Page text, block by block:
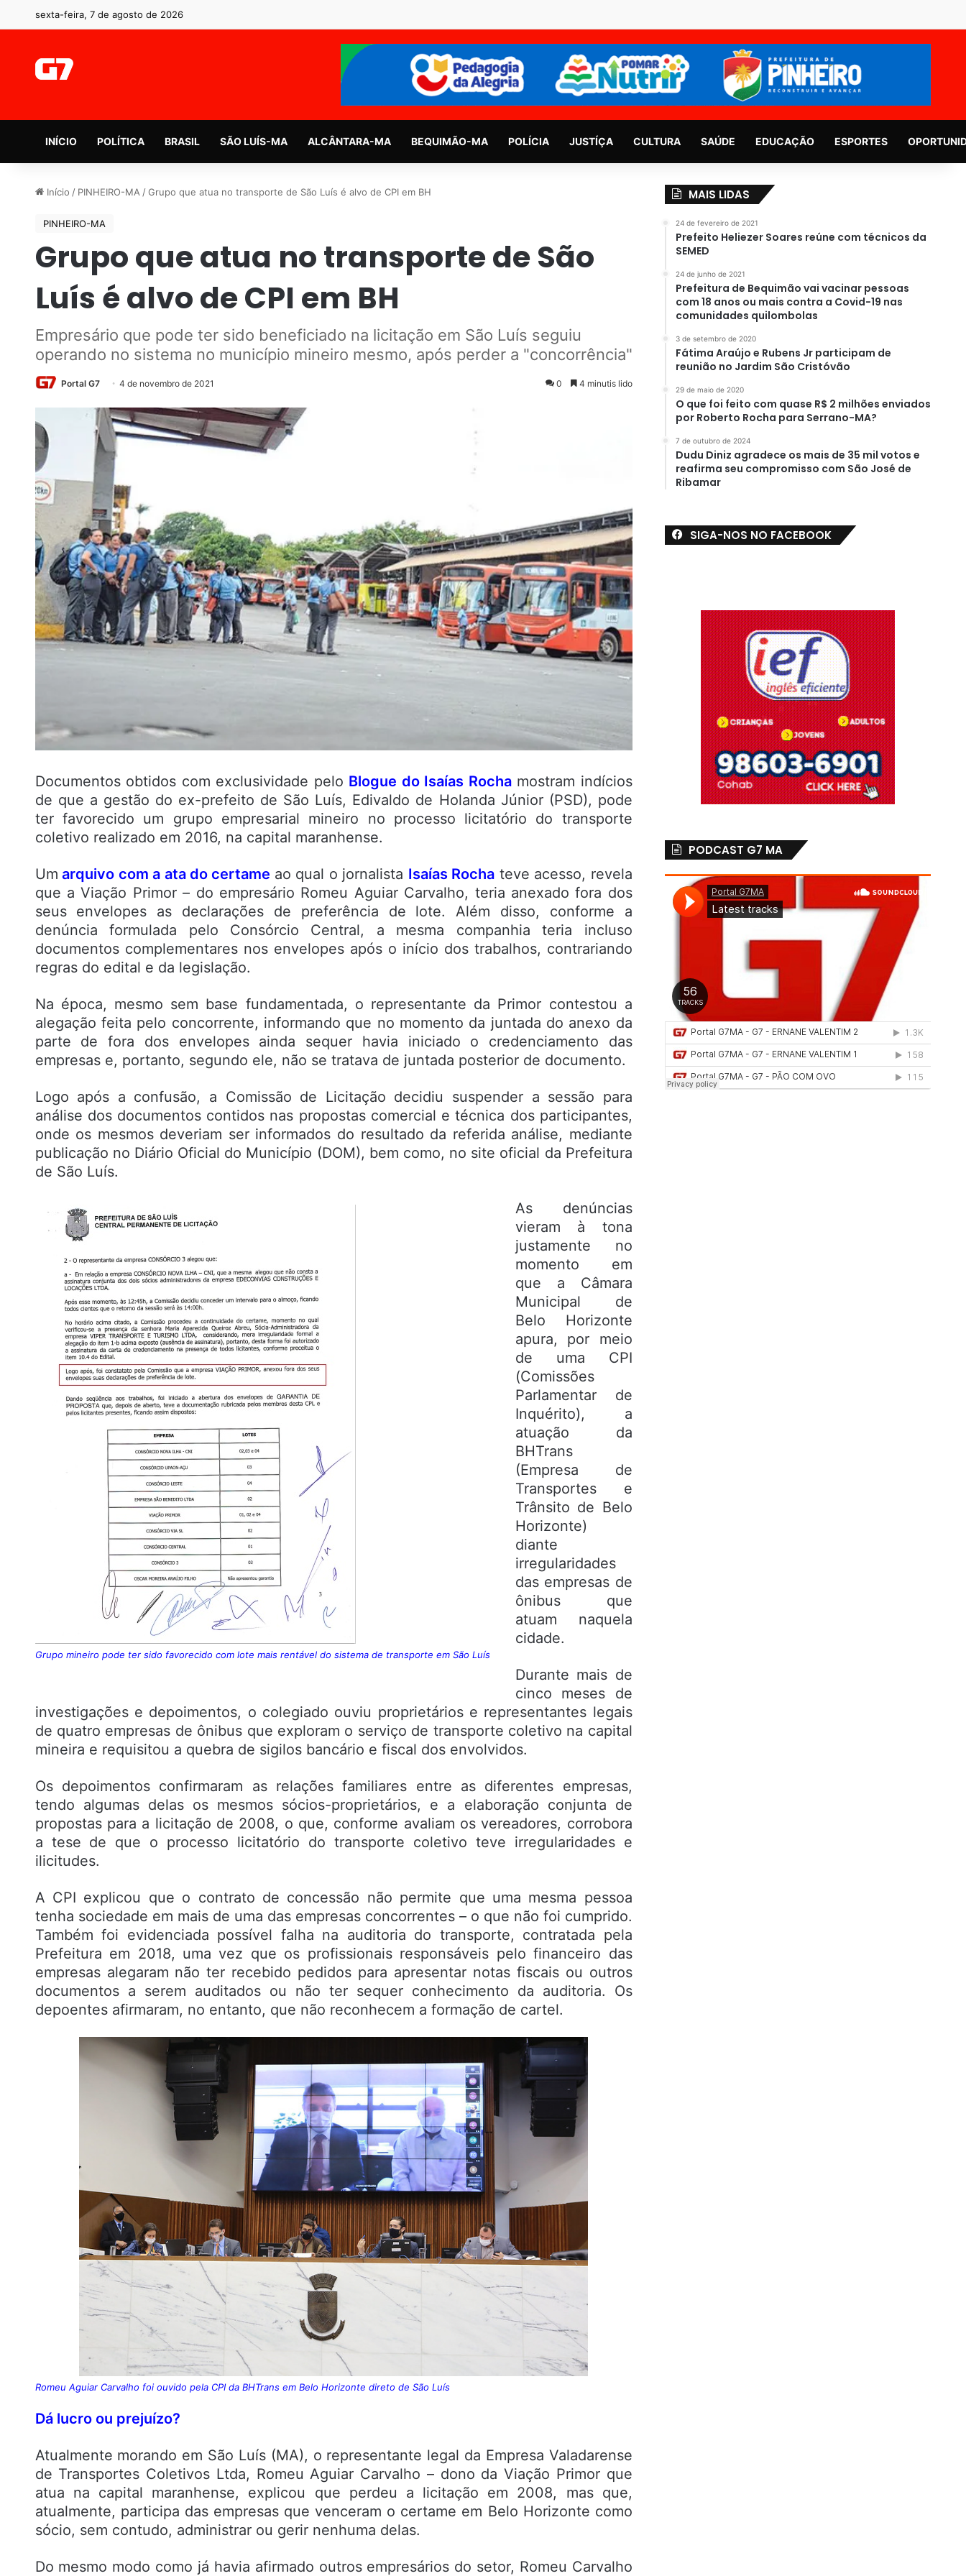
sexta-feira, 7 de agosto de 2026
INÍCIO POLÍTICA BRASIL SÃO LUÍS-MA ALCÂNTARA-MA BEQUIMÃO-MA POLÍCIA JUSTÍÇA CULTURA SAÚDE EDUCAÇÃO ESPORTES
Início / PINHEIRO-MA / Grupo que atua no transporte de São Luís é alvo de CPI em BH
PINHEIRO-MA
Grupo que atua no transporte de São
Luís é alvo de CPI em BH
Empresário que pode ter sido beneficiado na licitação em São Luís seguiu
operando no sistema no município mineiro mesmo, após perder a "concorrência"
Portal G7 4 de novembro de 2021 0 4 minutis lido
Documentos obtidos com exclusividade pelo Blogue do Isaías Rochamostram indícios
de que a gestão do ex-prefeito de São Luís, Edivaldo de Holanda Júnior (PSD), pode
ter favorecido um grupo empresarial mineiro no processo licitatório do transporte
coletivo realizado em 2016, na capital maranhense.
Um arquivo com a ata do certame ao qual o jornalista Isaías Rocha teve acesso, revela
que a Viação Primor – do empresário Romeu Aguiar Carvalho, teria anexado fora dos
seus envelopes as declarações de preferência de lote. Além disso, conforme a
denúncia formulada pelo Consórcio Central, a mesma companhia teria incluso
documentos complementares nos envelopes após o início dos trabalhos, contrariando
regras do edital e da legislação.
Na época, mesmo sem base fundamentada, o representante da Primor contestou a
alegação feita pelo concorrente, informando que no momento da juntada do anexo da
parte de fora dos envelopes ainda sequer havia iniciado o credenciamento das
empresas e, portanto, segundo ele, não se tratava de juntada posterior de documento.
Logo após a confusão, a Comissão de Licitação decidiu suspender a sessão para
análise dos documentos contidos nas propostas comercial e técnica dos participantes,
onde os mesmos deveriam ser informados do resultado da referida análise, mediante
publicação no Diário Oficial do Município (DOM), bem como, no site oficial da Prefeitura
de São Luís.
Grupo mineiro pode ter sido favorecido com lote mais rentável do sistema de transporte em São Luís
As denúncias
vieram à tona
justamente no
momento em
que a Câmara
Municipal de
Belo Horizonte
apura, por meio
de uma CPI
(Comissões
Parlamentar de
Inquérito), a
atuação da
BHTrans
(Empresa de
Transportes e
Trânsito de Belo
Horizonte)
diante
irregularidades
das empresas de
ônibus que
atuam naquela
cidade.
Durante mais de
cinco meses de
investigações e depoimentos, o colegiado ouviu proprietários e representantes legais
de quatro empresas de ônibus que exploram o serviço de transporte coletivo na capital
mineira e requisitou a quebra de sigilos bancário e fiscal dos envolvidos.
Os depoimentos confirmaram as relações familiares entre as diferentes empresas,
tendo algumas delas os mesmos sócios-proprietários, e a elaboração conjunta de
propostas para a licitação de 2008, o que, conforme avaliam os vereadores, corrobora
a tese de que o processo licitatório do transporte coletivo teve irregularidades e
ilicitudes.
A CPI explicou que o contrato de concessão não permite que uma mesma pessoa
tenha sociedade em mais de uma das empresas concorrentes – o que não foi cumprido.
Também foi evidenciada possível falha na auditoria do transporte, contratada pela
Prefeitura em 2018, uma vez que os profissionais responsáveis pelo financeiro das
empresas alegaram não ter recebido pedidos para apresentar notas fiscais ou outros
documentos a serem auditados ou não ter sequer conhecimento da auditoria. Os
depoentes afirmaram, no entanto, que não reconhecem a formação de cartel.
Romeu Aguiar Carvalho foi ouvido pela CPI da BHTrans em Belo Horizonte direto de São Luís
Dá lucro ou prejuízo?
Atualmente morando em São Luís (MA), o representante legal da Empresa Valadarense
de Transportes Coletivos Ltda, Romeu Aguiar Carvalho – dono da Viação Primor que
atua na capital maranhense, explicou que perdeu a licitação em 2008, mas que,
atualmente, participa das empresas que venceram o certame em Belo Horizonte como
sócio, sem contudo, administrar ou gerir nenhuma delas.
Do mesmo modo como já havia afirmado outros empresários do setor, Romeu Carvalho
MAIS LIDAS
24 de fevereiro de 2021
Prefeito Heliezer Soares reúne com técnicos da
SEMED
24 de junho de 2021
Prefeitura de Bequimão vai vacinar pessoas
com 18 anos ou mais contra a Covid-19 nas
comunidades quilombolas
3 de setembro de 2020
Fátima Araújo e Rubens Jr participam de
reunião no Jardim São Cristóvão
29 de maio de 2020
O que foi feito com quase R$ 2 milhões enviados
por Roberto Rocha para Serrano-MA?
7 de outubro de 2024
Dudu Diniz agradece os mais de 35 mil votos e
reafirma seu compromisso com São José de
Ribamar
SIGA-NOS NO FACEBOOK
PODCAST G7 MA